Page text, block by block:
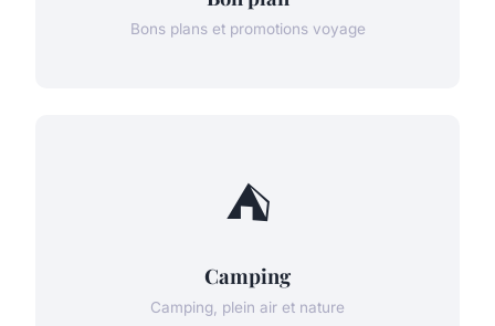
Bons plans et promotions voyage
⛺
Camping
Camping, plein air et nature